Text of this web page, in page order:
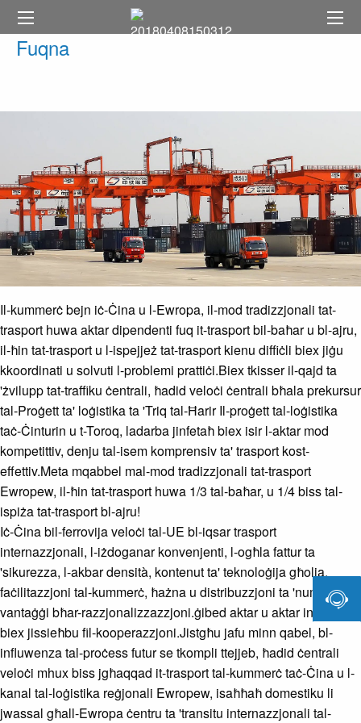
Fuqna
Il-kummerċ bejn iċ-Ċina u l-Ewropa, il-mod tradizzjonali tat-
trasport huwa aktar dipendenti fuq it-trasport bil-baħar u bl-ajru,
il-ħin tat-trasport u l-ispejjeż tat-trasport kienu diffiċli biex jiġu
kkoordinati u solvuti l-problemi prattiċi.Biex tkisser il-qajd ta
'żvilupp tat-traffiku ċentrali, ħadid veloċi ċentrali bħala prekursur
tal-Proġett ta' loġistika ta 'Triq tal-Ħarir Il-proġett tal-loġistika
taċ-Ċinturin u t-Toroq, ladarba jinfetaħ biex isir l-aktar mod
kompetittiv, denju tal-isem komprensiv ta' trasport kost-
effettiv.Meta mqabbel mal-mod tradizzjonali tat-trasport
Ewropew, il-ħin tat-trasport huwa 1/3 tal-baħar, u 1/4 biss tal-
ispiża tat-trasport bl-ajru!
Iċ-Ċina bil-ferrovija veloċi tal-UE bl-iqsar trasport
internazzjonali, l-iżdoganar konvenjenti, l-ogħla fattur ta
'sikurezza, l-akbar densità, kontenut ta' teknoloġija għolja,
faċilitazzjoni tal-kummerċ, ħażna u distribuzzjoni ta 'numru ta'
vantaġġi bħar-razzjonalizzazzjoni.ġibed aktar u aktar intrapriżi
biex jissieħbu fil-kooperazzjoni.Jistgħu jafu minn qabel, bl-
influwenza tal-proċess futur se tkompli ttejjeb, ħadid ċentrali
veloċi mhux biss jgħaqqad it-trasport tal-kummerċ taċ-Ċina u l-
kanal tal-loġistika reġjonali Ewropew, isaħħaħ domestiku li
jwassal għall-Ewropa ċentru ta 'transitu internazzjonali tal-
